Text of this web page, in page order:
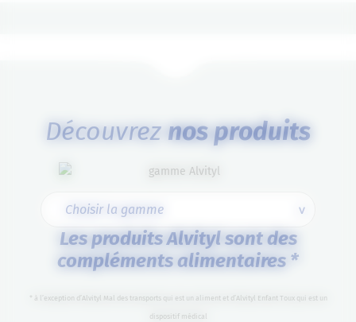
Découvrez nos produits
Les produits Alvityl sont des
compléments alimentaires *
* à l’exception d’Alvityl Mal des transports qui est un aliment et d’Alvityl Enfant Toux qui est un
dispositif médical